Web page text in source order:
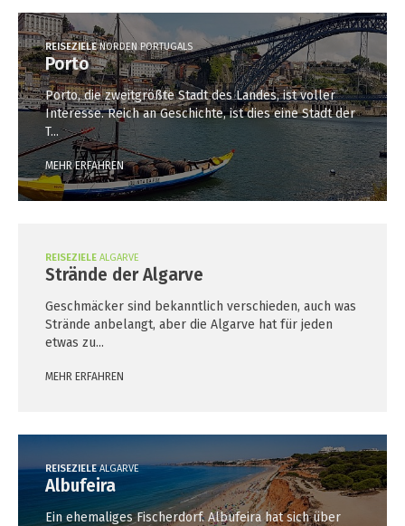
REISEZIELENORDEN PORTUGALS
Porto
Porto, die zweitgrößte Stadt des Landes, ist voller
Interesse. Reich an Geschichte, ist dies eine Stadt der
T...
MEHR ERFAHREN
REISEZIELE ALGARVE
Strände der Algarve
Geschmäcker sind bekanntlich verschieden, auch was
Strände anbelangt, aber die Algarve hat für jeden
etwas zu...
MEHR ERFAHREN
REISEZIELEALGARVE
Albufeira
Ein ehemaliges Fischerdorf. Albufeira hat sich über